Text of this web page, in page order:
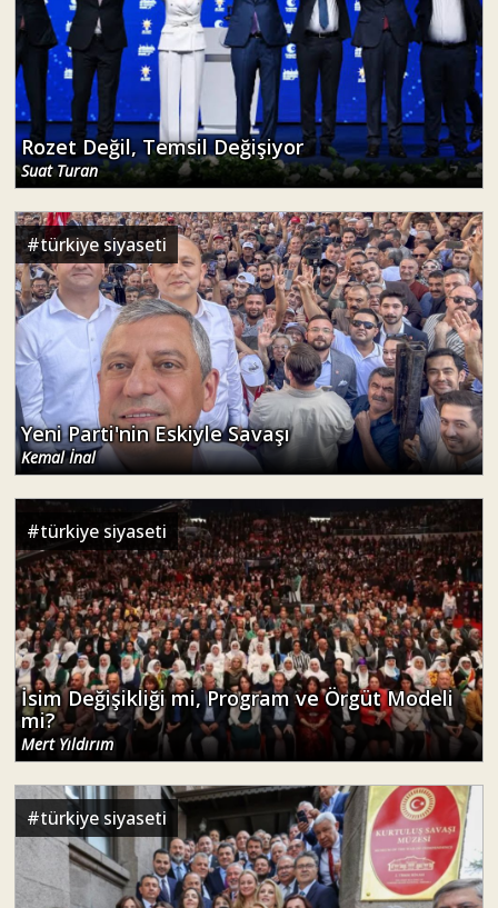
Rozet Değil, Temsil Değişiyor
Suat Turan
#türkiye siyaseti
Yeni Parti'nin Eskiyle Savaşı
Kemal İnal
#türkiye siyaseti
İsim Değişikliği mi, Program ve Örgüt Modeli
mi?
Mert Yıldırım
#türkiye siyaseti